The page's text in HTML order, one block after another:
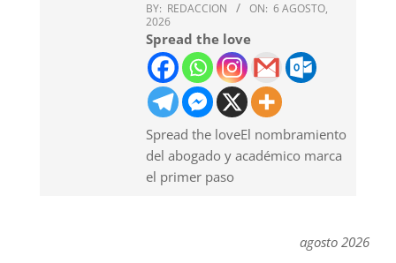
BY: REDACCION ON: 6 AGOSTO,
2026
Spread the love
Spread the loveEl nombramiento
del abogado y académico marca
el primer paso
agosto 2026